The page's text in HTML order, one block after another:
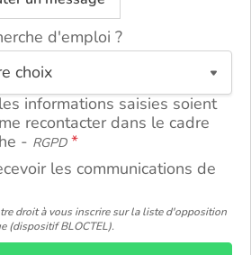
d'emploi ?
informations saisies soient
recontacter dans le cadre
- RGPD
les communications de
droit à vous inscrire sur la liste d'opposition
(dispositif BLOCTEL).
ou